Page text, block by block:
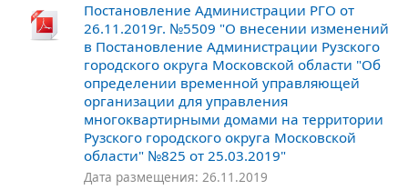
Постановление Администрации РГО от
26.11.2019г. №5509 "О внесении изменений
в Постановление Администрации Рузского
городского округа Московской области "Об
определении временной управляющей
организации для управления
многоквартирными домами на территории
Рузского городского округа Московской
области" №825 от 25.03.2019"
Дата размещения: 26.11.2019